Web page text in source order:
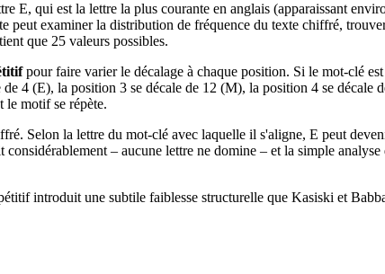
E, qui est la lettre la plus courante en anglais (apparaissant
peut examiner la distribution de fréquence du texte chiffré,
que 25 valeurs possibles.
pour faire varier le décalage à chaque position. Si le mot-clé
4 (E), la position 3 se décale de 12 (M), la position 4 se décale
le motif se répète.
Selon la lettre du mot-clé avec laquelle il s'aligne, E peut
– ​​aucune lettre ne domine – et la simple analyse
introduit une subtile faiblesse structurelle que Kasiski et